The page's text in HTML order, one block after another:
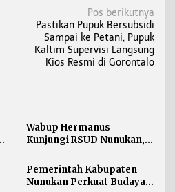
Pos berikutnya
Pastikan Pupuk Bersubsidi
Sampai ke Petani, Pupuk
Kaltim Supervisi Langsung
Kios Resmi di Gorontalo
Wabup Hermanus
Kunjungi RSUD Nunukan,
Pelayanan Kesehatan
Pemerintah Kabupaten
Nunukan Perkuat Budaya